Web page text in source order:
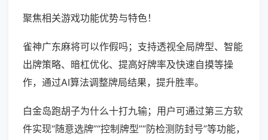
聚焦相关游戏功能优势与特色！
雀神广东麻将可以作假吗；支持透视全局牌型、智能
出牌策略、暗杠优化、提高好牌率及快速自摸等操
作，通过AI算法调整牌局结果，提升胜率。
白金岛跑胡子为什么十打九输；用户可通过第三方软
件实现“随意选牌”“控制牌型”“防检测防封号”等功能，